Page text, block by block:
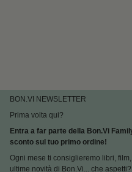
BON.VI NEWSLETTER
Prima volta qui?
Entra a far parte della Bon.Vi
sconto sul tuo primo ordine!
Ogni mese ti consiglieremo libri,
ultime novità di Bon.Vi... che aspetti?